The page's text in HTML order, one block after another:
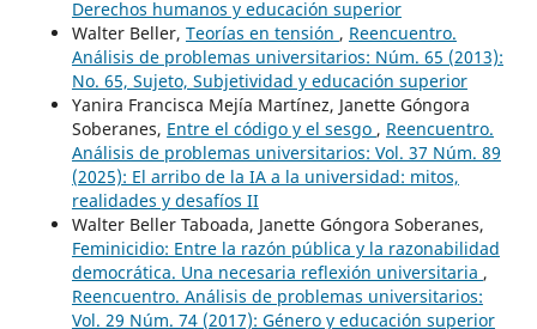
Derechos humanos y educación superior
Walter Beller, Teorías en tensión , Reencuentro.
Análisis de problemas universitarios: Núm. 65 (2013):
No. 65, Sujeto, Subjetividad y educación superior
Yanira Francisca Mejía Martínez, Janette Góngora
Soberanes, Entre el código y el sesgo , Reencuentro.
Análisis de problemas universitarios: Vol. 37 Núm. 89
(2025): El arribo de la IA a la universidad: mitos,
realidades y desafíos II
Walter Beller Taboada, Janette Góngora Soberanes,
Feminicidio: Entre la razón pública y la razonabilidad
democrática. Una necesaria reflexión universitaria ,
Reencuentro. Análisis de problemas universitarios:
Vol. 29 Núm. 74 (2017): Género y educación superior